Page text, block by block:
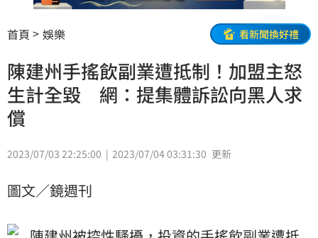
首頁 娛樂 看新聞換好禮
陳建州手搖飲副業遭抵制！加盟主怒
生計全毀 網：提集體訴訟向黑人求
償
2023/07/03 22:25:00 2023/07/04 03:31:30 更新
圖文／鏡週刊